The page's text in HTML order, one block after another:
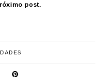
post.